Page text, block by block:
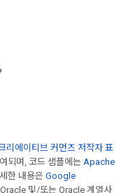
리에이티브 커먼즈 저작자 표
되며, 코드 샘플에는 Apache
한 내용은 Google
및/또는 Oracle 계열사